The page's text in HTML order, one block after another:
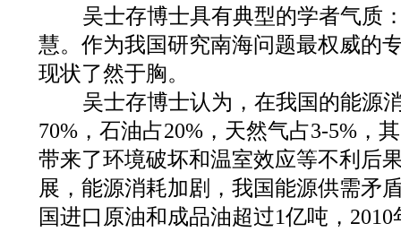
吴士存博士具有典型的学者气质
慧。作为我国研究南海问题最权威的
现状了然于胸。
吴士存博士认为，在我国的能源
70%，石油占20%，天然气占3-5%，
带来了环境破坏和温室效应等不利后
展，能源消耗加剧，我国能源供需矛
国进口原油和成品油超过1亿吨，